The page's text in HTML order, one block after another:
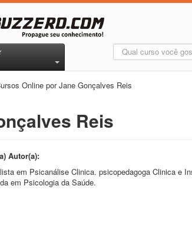
Online por Jane Gonçalves Reis
Reis
Autor(a):
em Psicanálise Clinica. psicopedagoga Clinica e
em Psicologia da Saúde.